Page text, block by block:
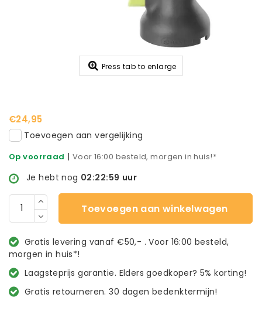
Press tab to enlarge
€24,95
Toevoegen aan vergelijking
Op voorraad | Voor 16:00 besteld, morgen in huis!*
Je hebt nog 02:22:58 uur
Toevoegen aan winkelwagen
Gratis levering vanaf €50,- . Voor 16:00 besteld,
morgen in huis*!
Laagsteprijs garantie. Elders goedkoper? 5% korting!
Gratis retourneren. 30 dagen bedenktermijn!